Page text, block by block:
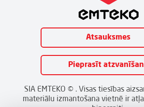
Atsauksmes
Pieprasīt
SIA EMTEKO © . Visas tiesības
materiālu izmantošana vietnē ir